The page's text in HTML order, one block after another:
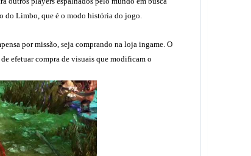
do Limbo, que é o modo história do jogo.
por missão, seja comprando na loja ingame. O
efetuar compra de visuais que modificam o